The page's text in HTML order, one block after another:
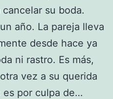
su boda.
año. La pareja lleva
desde hace ya
ni rastro. Es más,
vez a su querida
es por culpa de…